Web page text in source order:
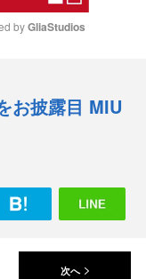
e
by GliaStudios
お披露目 MIU
次へ